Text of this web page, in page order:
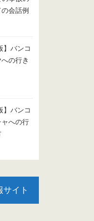
会話例
】バンコ
の行き
】バンコ
ャへの行
サイト